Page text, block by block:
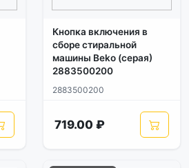
Кнопка включения в
сборе стиральной
машины Beko (серая)
2883500200
2883500200
719.00 ₽